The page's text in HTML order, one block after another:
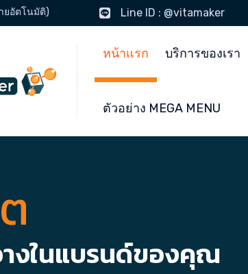
ยอัตโนมัติ) Line ID : @vitamaker
หน้าแรก บริการของเรา
ตัวอย่าง MEGA MENU
างในแบรนด์ของคุณ